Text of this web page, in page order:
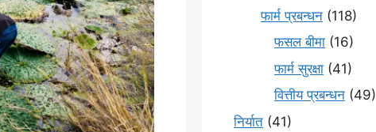
फार्म प्रबन्धन (118)
फसल बीमा (16)
फार्म सुरक्षा (41)
वित्तीय प्रबन्धन (49)
निर्यात (41)